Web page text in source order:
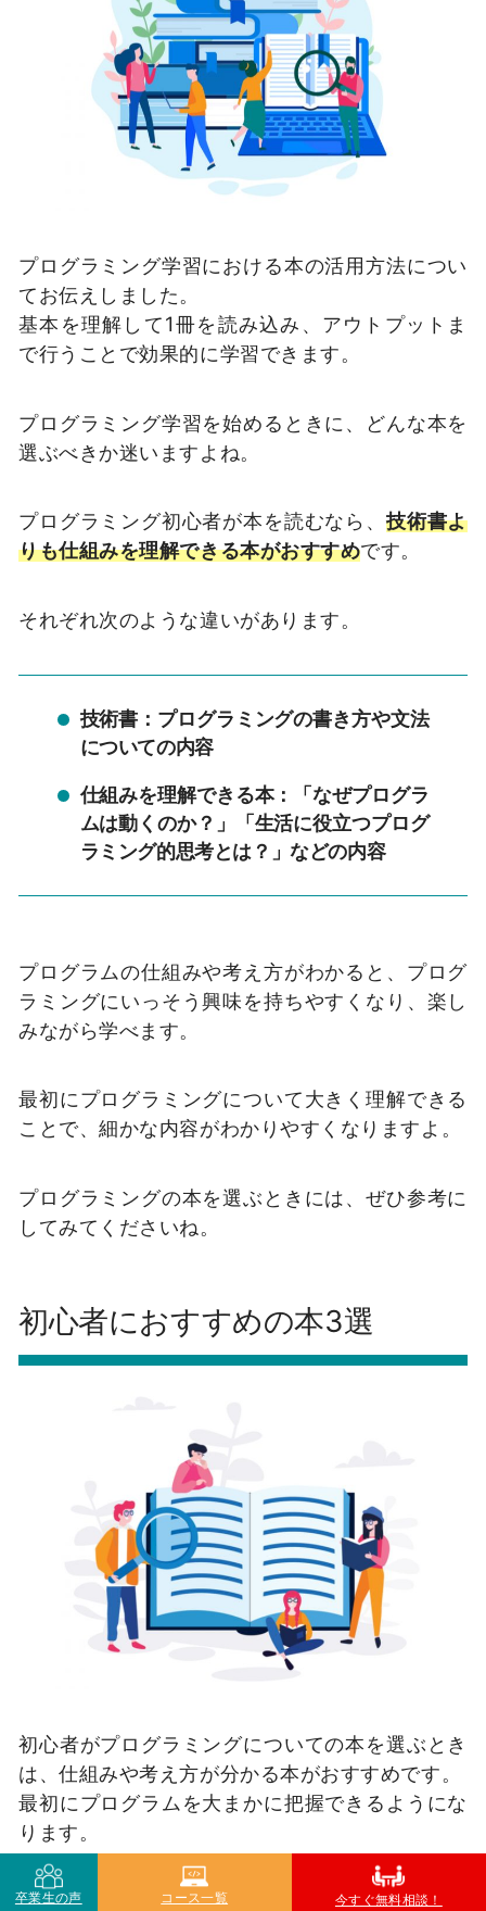
プログラミング学習における本の活用方法につい
てお伝えしました。
基本を理解して1冊を読み込み、アウトプットま
で行うことで効果的に学習できます。
プログラミング学習を始めるときに、どんな本を
選ぶべきか迷いますよね。
プログラミング初心者が本を読むなら、 技術書よ
りも仕組みを理解できる本がおすすめです。
それぞれ次のような違いがあります。
技術書：プログラミングの書き方や文法
についての内容
仕組みを理解できる本：「なぜプログラ
ムは動くのか？」「生活に役立つプログ
ラミング的思考とは？」などの内容
プログラムの仕組みや考え方がわかると、プログ
ラミングにいっそう興味を持ちやすくなり、楽し
みながら学べます。
最初にプログラミングについて大きく理解できる
ことで、細かな内容がわかりやすくなりますよ。
プログラミングの本を選ぶときには、ぜひ参考に
してみてくださいね。
初心者におすすめの本3選
初心者がプログラミングについての本を選ぶとき
は、仕組みや考え方が分かる本がおすすめです。
最初にプログラムを大まかに把握できるようにな
ります。
では、具体的にどんな本を読めばいいのでしょう
卒業生の声 コース一覧 今すぐ無料相談！